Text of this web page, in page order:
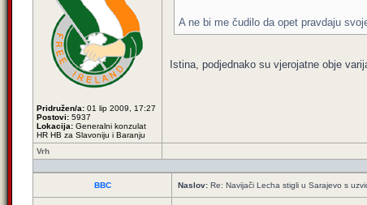
Pridružen/a: 01 lip 2009, 17:27
Postovi: 5937
Lokacija: Generalni konzulat
HR HB za Slavoniju i Baranju
A ne bi me čudilo da opet pravdaju
Istina, podjednako su vjerojatne obje
Vrh
BBC Naslov: Re: Navijači Lecha stigli u Sarajevo s